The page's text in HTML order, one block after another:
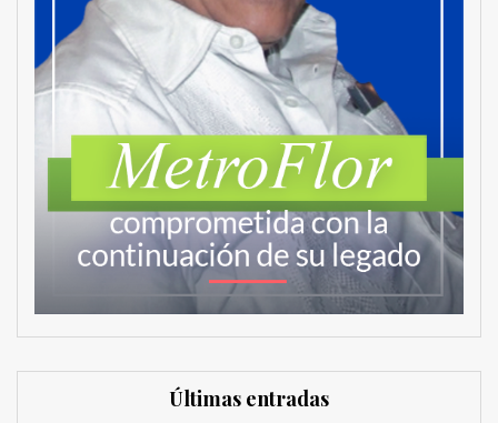
Últimas entradas